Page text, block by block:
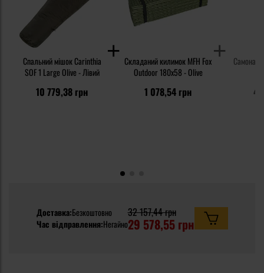
Спальний мішок Carinthia
SOF 1 Large Olive - Лівий
10 779,38 грн
Складаний килимок MFH Fox
Outdoor 180x58 - Olive
1 078,54 грн
Доставка:Безкоштовно
Час відправлення:Негайно
32 157,44 грн
29 578,55 грн